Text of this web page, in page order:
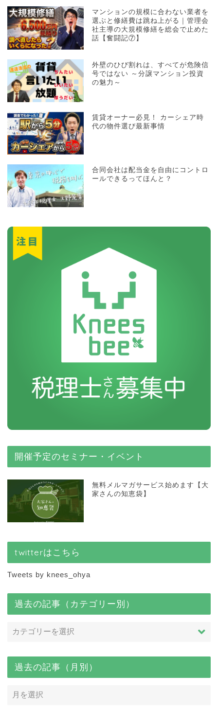
マンションの規模に合わない業者を
選ぶと修繕費は跳ね上がる｜管理会
社主導の大規模修繕を総会で止めた
話【奮闘記⑦】
外壁のひび割れは、すべてが危険信
号ではない ～分譲マンション投資
の魅力～
賃貸オーナー必見！ カーシェア時
代の物件選び最新事情
合同会社は配当金を自由にコントロ
ールできるってほんと？
開催予定のセミナー・イベント
無料メルマガサービス始めます【大
家さんの知恵袋】
twitterはこちら
Tweets by knees_ohya
過去の記事（カテゴリー別）
過去の記事（月別）